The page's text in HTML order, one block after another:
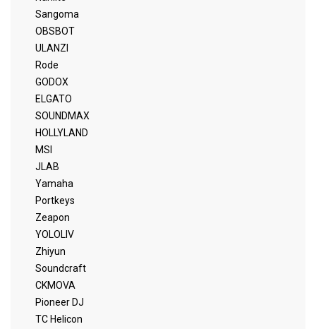
Sangoma
OBSBOT
ULANZI
Rode
GODOX
ELGATO
SOUNDMAX
HOLLYLAND
MSI
JLAB
Yamaha
Portkeys
Zeapon
YOLOLIV
Zhiyun
Soundcraft
CKMOVA
Pioneer DJ
TC Helicon